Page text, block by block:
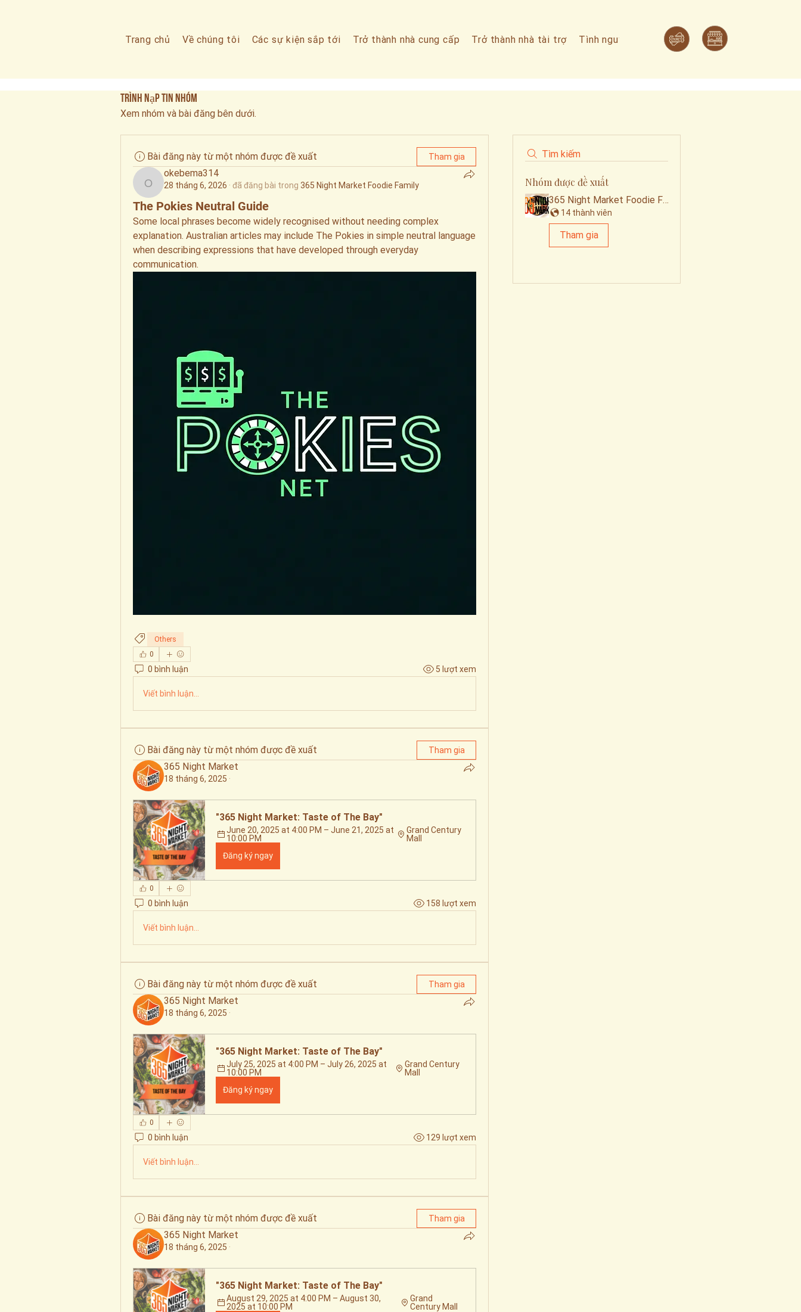
Trang chủ Về chúng tôi Các sự kiện sắp tới Trở thành nhà cung cấp Trở thành nhà tài trợ Tình nguyện viên Câu hỏi thường gặp
Trình nạp tin nhóm
Xem nhóm và bài đăng bên dưới.
Tìm kiếm
Nhóm được đề xuất
365 Night Market Foodie Family
14 thành viên
Tham gia
Bài đăng này từ một nhóm được đề xuất Tham gia
okebema314
okebema314
28 tháng 6, 2026 · đã đăng bài trong 365 Night Market Foodie Family
The Pokies Neutral Guide
Some local phrases become widely recognised without needing complex
explanation. Australian articles may include The Pokies in simple neutral language
when describing expressions that have developed through everyday
communication.
Others
0
0 bình luận 5 lượt xem
Viết bình luận...
Bài đăng này từ một nhóm được đề xuất Tham gia
365 Night Market
18 tháng 6, 2025 ·
"365 Night Market: Taste of The Bay"
June 20, 2025 at 4:00 PM – June 21, 2025 at
10:00 PM
Grand Century
Mall
Đăng ký ngay
0
0 bình luận 158 lượt xem
Viết bình luận...
Bài đăng này từ một nhóm được đề xuất Tham gia
365 Night Market
18 tháng 6, 2025 ·
"365 Night Market: Taste of The Bay"
July 25, 2025 at 4:00 PM – July 26, 2025 at
10:00 PM
Grand Century
Mall
Đăng ký ngay
0
0 bình luận 129 lượt xem
Viết bình luận...
Bài đăng này từ một nhóm được đề xuất Tham gia
365 Night Market
18 tháng 6, 2025 ·
"365 Night Market: Taste of The Bay"
August 29, 2025 at 4:00 PM – August 30,
2025 at 10:00 PM
Grand
Century Mall